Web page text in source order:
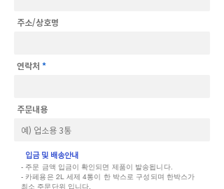
주소/상호명
연락처
주문내용
입금 및 배송안내
- 주문 금액 입금이 확인되면 제품이 발송됩니다.
- 카페용은 2L 세제 4통이 한 박스로 구성되며 한박스가
최소 주문단위 입니다.